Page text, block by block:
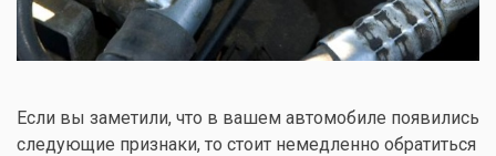
Если вы заметили, что в вашем автомобиле появились
следующие признаки, то стоит немедленно обратиться